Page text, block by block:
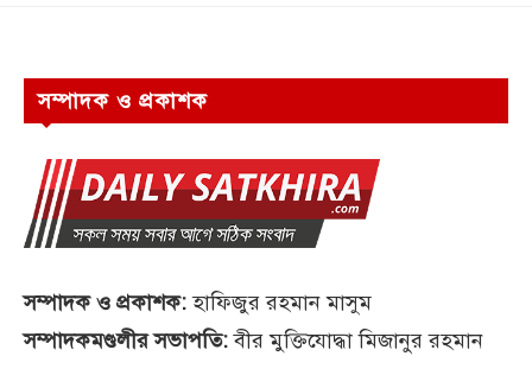
সম্পাদক ও প্রকাশক
সম্পাদক ও প্রকাশক:হাফিজুর রহমান মাসুম
সম্পাদকমণ্ডলীর সভাপতি:বীর মুক্তিযোদ্ধা মিজানুর রহমান